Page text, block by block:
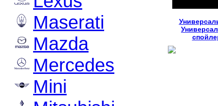
Maserati
Mazda
Mercedes
Mini